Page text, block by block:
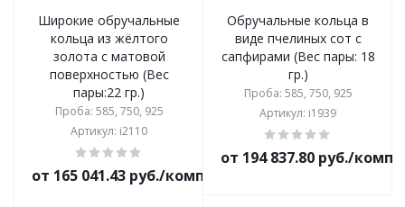
Широкие обручальные
кольца из жёлтого
золота с матовой
поверхностью (Вес
пары:22 гр.)
Проба: 585, 750, 925
Артикул: i2110
от 165 041.43 руб./комплект
Обручальные кольца в
виде пчелиных сот с
сапфирами (Вес пары: 18
гр.)
Проба: 585, 750, 925
Артикул: i1939
от 194 837.80 руб./